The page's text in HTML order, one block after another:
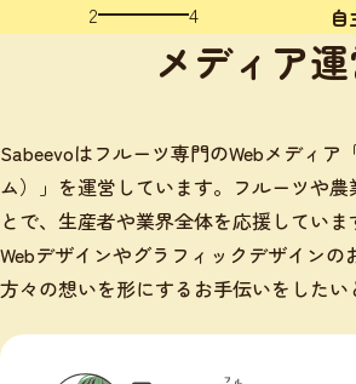
2 4
メディア
Sabeevoはフルーツ専門のWebメディア
ム）」を運営しています。フルーツや
とで、生産者や業界全体を応援してい
Webデザインやグラフィックデザインの
方々の想いを形にするお手伝いをしたい